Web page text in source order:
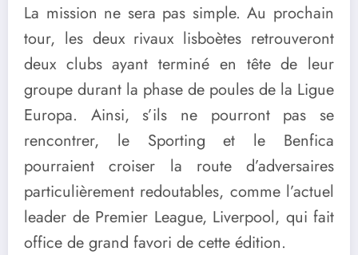
La mission ne sera pas simple. Au prochain
tour, les deux rivaux lisboètes retrouveront
deux clubs ayant terminé en tête de leur
groupe durant la phase de poules de la Ligue
Europa. Ainsi, s’ils ne pourront pas se
rencontrer, le Sporting et le Benfica
pourraient croiser la route d’adversaires
particulièrement redoutables, comme l’actuel
leader de Premier League, Liverpool, qui fait
office de grand favori de cette édition.